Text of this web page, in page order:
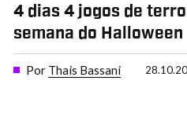
4 dias 4 jogos de
semana do Halloween
Por Thais Bassani